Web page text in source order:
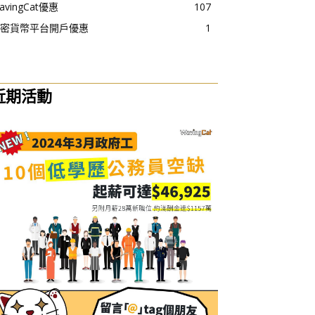
優惠
107
貨幣平台開戶優惠
1
期活動